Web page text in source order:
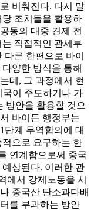
비춰진다. 다시 말
조치들을 활용하
동의 대중 견제 전
직접적인 관세부
른 한편으로 바이
양한 방식을 통해
데, 그 과정에서 현
이 주도하거나 가
방안을 활용할 것으
바이든 행정부는
단계 무역합의에 대
으로 요구하는 한
연계함으로써 중국
상된다. 이러한 관
에서 강제노동을 시
중국산 탄소과다배
를 부과하는 방안